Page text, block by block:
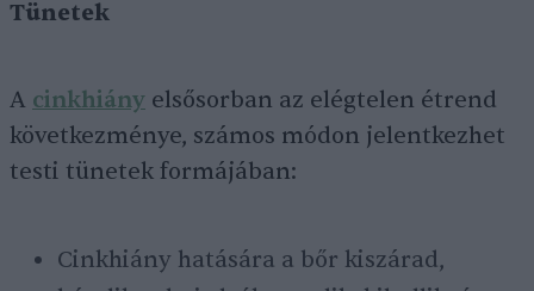
Tünetek
A cinkhiány elsősorban az elégtelen étrend
következménye, számos módon jelentkezhet
testi tünetek formájában:
Cinkhiány hatására a bőr kiszárad,